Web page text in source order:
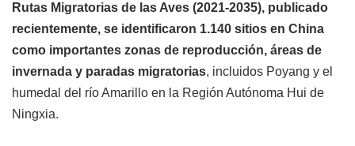
Rutas Migratorias de las Aves (2021-2035), publicado
recientemente, se identificaron 1.140 sitios en China
como importantes zonas de reproducción, áreas de
invernada y paradas migratorias, incluidos Poyang y el
humedal del río Amarillo en la Región Autónoma Hui de
Ningxia.